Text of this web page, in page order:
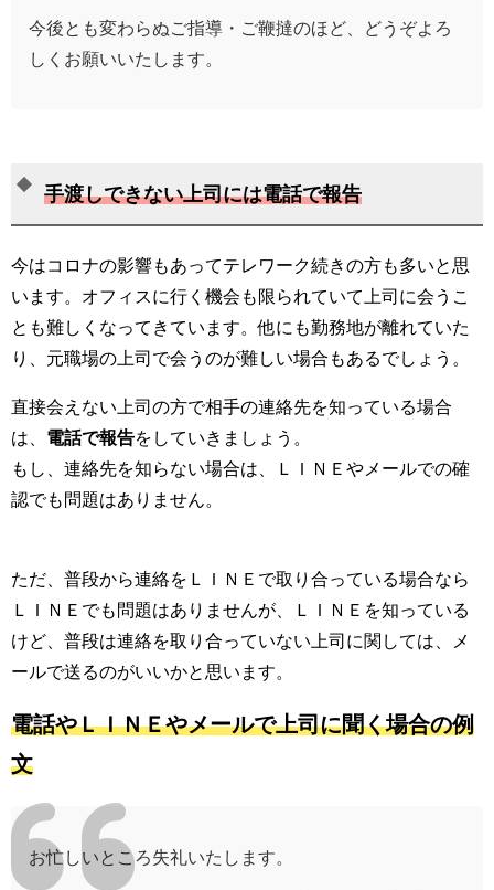
今後とも変わらぬご指導・ご鞭撻のほど、どうぞよろ
しくお願いいたします。
手渡しできない上司には電話で報告
今はコロナの影響もあってテレワーク続きの方も多いと思
います。オフィスに行く機会も限られていて上司に会うこ
とも難しくなってきています。他にも勤務地が離れていた
り、元職場の上司で会うのが難しい場合もあるでしょう。
直接会えない上司の方で相手の連絡先を知っている場合
は、 電話で報告をしていきましょう。
もし、連絡先を知らない場合は、ＬＩＮＥやメールでの確
認でも問題はありません。
ただ、普段から連絡をＬＩＮＥで取り合っている場合なら
ＬＩＮＥでも問題はありませんが、ＬＩＮＥを知っている
けど、普段は連絡を取り合っていない上司に関しては、メ
ールで送るのがいいかと思います。
電話やＬＩＮＥやメールで上司に聞く場合の例
文
お忙しいところ失礼いたします。